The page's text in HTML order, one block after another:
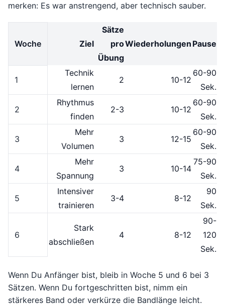
merken: Es war anstrengend, aber technisch sauber.
Woche Ziel
Sätze
pro
Übung
Wiederholungen Pause
1
Technik
lernen
2 10-12
60-90
Sek.
2
Rhythmus
finden
2-3 10-12
60-90
Sek.
3
Mehr
Volumen
3 12-15
60-90
Sek.
4
Mehr
Spannung
3 10-14
75-90
Sek.
5
Intensiver
trainieren
3-4 8-12
90
Sek.
6
Stark
abschließen
4 8-12
90-
120
Sek.
Wenn Du Anfänger bist, bleib in Woche 5 und 6 bei 3
Sätzen. Wenn Du fortgeschritten bist, nimm ein
stärkeres Band oder verkürze die Bandlänge leicht.